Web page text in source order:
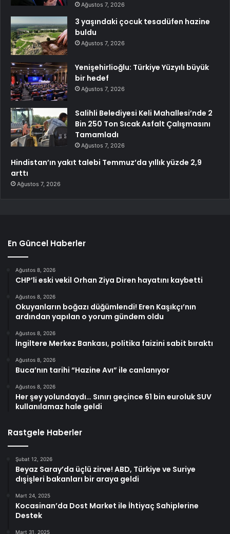
Ağustos 7, 2026
3 yaşındaki çocuk tesadüfen hazine
buldu
Ağustos 7, 2026
Yenişehirlioğlu: Türkiye Yüzyılı büyük
bir hedef
Ağustos 7, 2026
Salihli Belediyesi Keli Mahallesi’nde 2
Bin 250 Ton Sıcak Asfalt Çalışmasını
Tamamladı
Ağustos 7, 2026
Hindistan’ın yakıt talebi Temmuz’da yıllık yüzde 2,9
arttı
Ağustos 7, 2026
En Güncel Haberler
Ağustos 8, 2026
CHP’li eski vekil Orhan Ziya Diren hayatını kaybetti
Ağustos 8, 2026
Okuyanların boğazı düğümlendi! Eren Kaşıkçı’nın
ardından yapılan o yorum gündem oldu
Ağustos 8, 2026
İngiltere Merkez Bankası, politika faizini sabit bıraktı
Ağustos 8, 2026
Buca’nın tarihi “Hazine Avı” ile canlanıyor
Ağustos 8, 2026
Her şey yolundaydı… Sınırı geçince 61 bin euroluk SUV
kullanılamaz hale geldi
Rastgele Haberler
Şubat 12, 2026
Beyaz Saray’da üçlü zirve! ABD, Türkiye ve Suriye
dışişleri bakanları bir araya geldi
Mart 24, 2025
Kocasinan’da Dost Market ile İhtiyaç Sahiplerine
Destek
Mart 31, 2025